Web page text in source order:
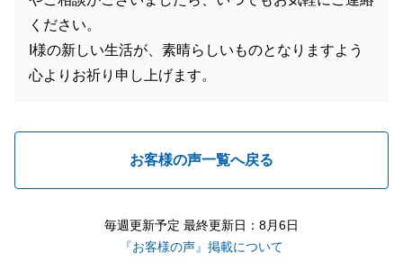
ください。
I様の新しい生活が、素晴らしいものとなりますよう
心よりお祈り申し上げます。
お客様の声一覧へ戻る
毎週更新予定 最終更新日：8月6日
『お客様の声』掲載について